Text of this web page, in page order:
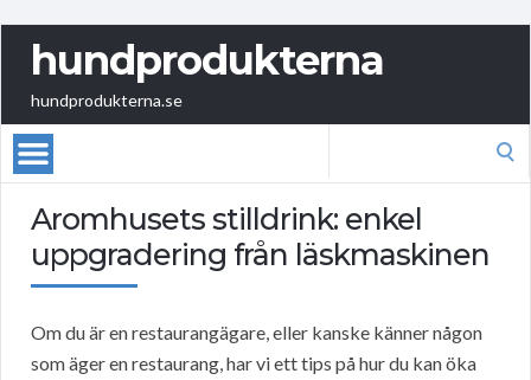
hundprodukterna
hundprodukterna.se
Aromhusets stilldrink: enkel
uppgradering från läskmaskinen
Om du är en restaurangägare, eller kanske känner någon
som äger en restaurang, har vi ett tips på hur du kan öka